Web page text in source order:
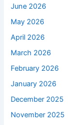
June 2026
May 2026
April 2026
March 2026
February 2026
January 2026
December 2025
November 2025